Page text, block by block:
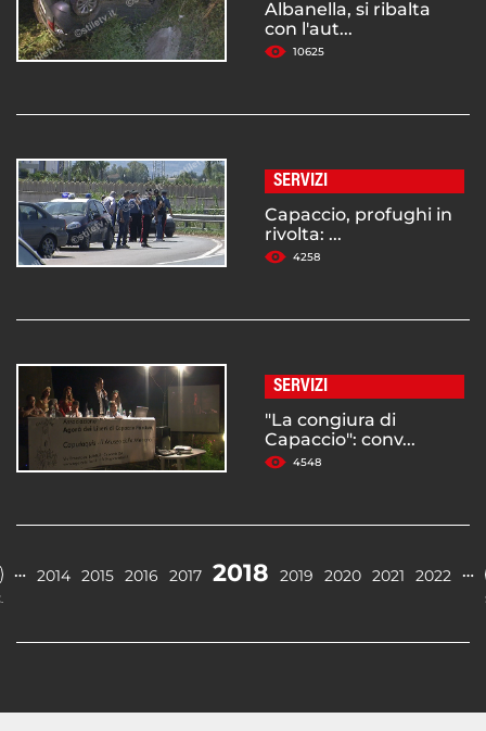
Albanella, si ribalta
con l'aut...
10625
SERVIZI
Capaccio, profughi in
rivolta: ...
4258
SERVIZI
"La congiura di
Capaccio": conv...
4548
… 2014 2015 2016 2017 2018 2019 2020 2021 2022 …